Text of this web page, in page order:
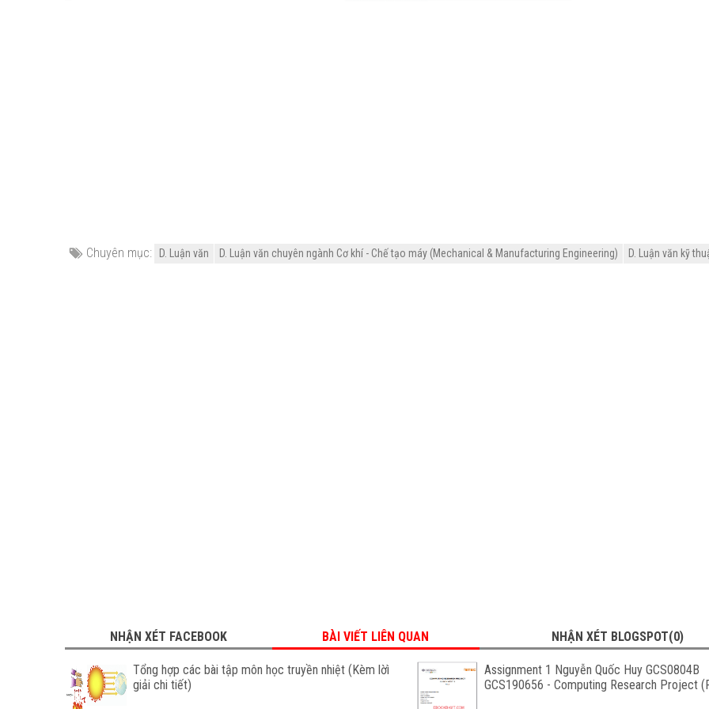
Chuyên mục: D. Luận văn D. Luận văn chuyên ngành Cơ khí - Chế tạo máy (Mechanical & Manufacturing Engineering) D. Luận văn kỹ
NHẬN XÉT FACEBOOK BÀI VIẾT LIÊN QUAN NHẬN XÉT BLOGSPOT(0)
Tổng hợp các bài tập môn học truyền nhiệt (Kèm lờì
giải chi tiết)
Assignment 1 Nguyễn Quốc Huy GCS0804B
GCS190656 - Computing Research Project